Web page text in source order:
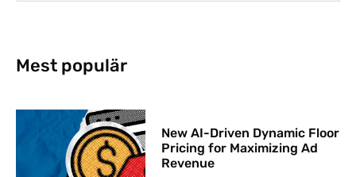
Mest populär
New AI-Driven Dynamic Floor
Pricing for Maximizing Ad
Revenue